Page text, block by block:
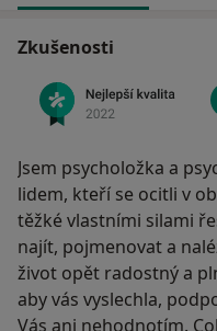
Zkušenosti
Jsem psycholožka a
lidem, kteří se ocitli v
těžké vlastními silami
najít, pojmenovat a
život opět radostný a
aby vás vyslechla,
Vás ani nehodnotím.